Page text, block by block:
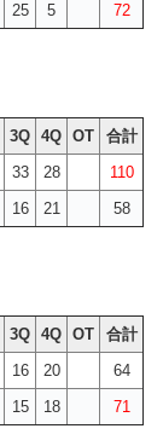
25 5 72
3Q 4Q OT
合計
33 28
110
16 21 58
3Q 4Q OT
合計
16 20
64
15 18 71